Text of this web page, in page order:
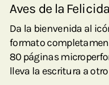
Aves de la
Da la bienvenida al
formato
80 páginas
lleva la escritura a